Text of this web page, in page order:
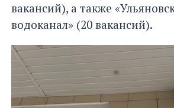
вакансий), а также
водоканал» (20 вакансий).